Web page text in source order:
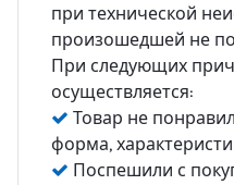
при технической
произошедшей не
При следующих
осуществляется:
Товар не
форма,
Поспешили с